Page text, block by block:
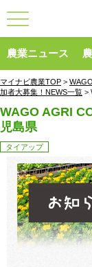
農業ニュース
マイナビ農業TOP >
加者大募集！NEWS一覧 >
WAGO AGRI
児島県
タイアップ